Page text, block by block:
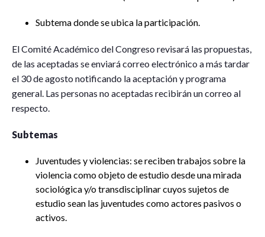
Subtema donde se ubica la participación.
El Comité Académico del Congreso revisará las propuestas,
de las aceptadas se enviará correo electrónico a más tardar
el 30 de agosto notificando la aceptación y programa
general. Las personas no aceptadas recibirán un correo al
respecto.
Subtemas
Juventudes y violencias: se reciben trabajos sobre la
violencia como objeto de estudio desde una mirada
sociológica y/o transdisciplinar cuyos sujetos de
estudio sean las juventudes como actores pasivos o
activos.